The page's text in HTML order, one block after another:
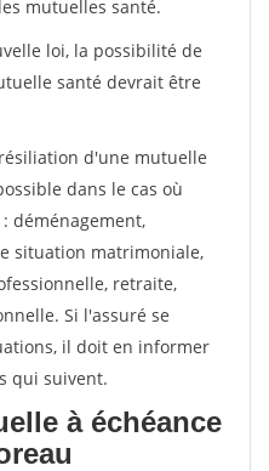
mutuelles santé.
loi, la possibilité de
santé devrait être
d'une mutuelle
dans le cas où
déménagement,
situation matrimoniale,
retraite,
Si l'assuré se
il doit en informer
qui suivent.
à échéance